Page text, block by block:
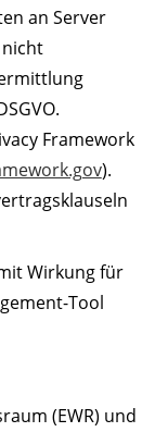
an Server
Framework
).
Wirkung für
Tool
(EWR) und